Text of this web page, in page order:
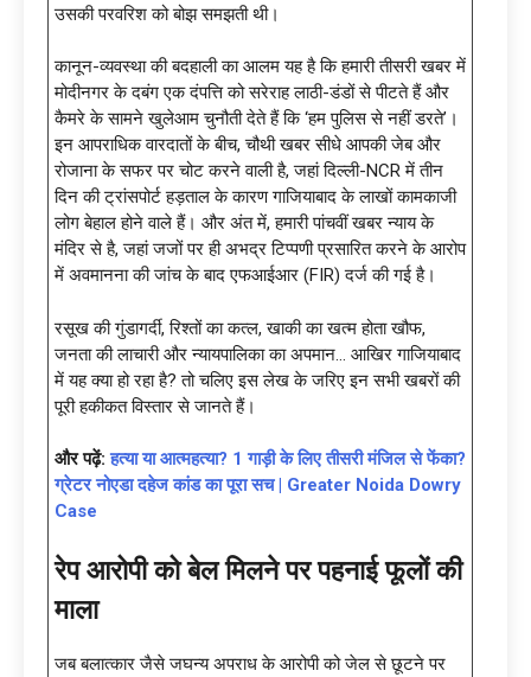
उसकी परवरिश को बोझ समझती थी।
कानून-व्यवस्था की बदहाली का आलम यह है कि हमारी तीसरी खबर में
मोदीनगर के दबंग एक दंपत्ति को सरेराह लाठी-डंडों से पीटते हैं और
कैमरे के सामने खुलेआम चुनौती देते हैं कि ‘हम पुलिस से नहीं डरते’।
इन आपराधिक वारदातों के बीच, चौथी खबर सीधे आपकी जेब और
रोजाना के सफर पर चोट करने वाली है, जहां दिल्ली-NCR में तीन
दिन की ट्रांसपोर्ट हड़ताल के कारण गाजियाबाद के लाखों कामकाजी
लोग बेहाल होने वाले हैं। और अंत में, हमारी पांचवीं खबर न्याय के
मंदिर से है, जहां जजों पर ही अभद्र टिप्पणी प्रसारित करने के आरोप
में अवमानना की जांच के बाद एफआईआर (FIR) दर्ज की गई है।
रसूख की गुंडागर्दी, रिश्तों का कत्ल, खाकी का खत्म होता खौफ,
जनता की लाचारी और न्यायपालिका का अपमान… आखिर गाजियाबाद
में यह क्या हो रहा है? तो चलिए इस लेख के जरिए इन सभी खबरों की
पूरी हकीकत विस्तार से जानते हैं।
और पढ़ें:हत्या या आत्महत्या? 1 गाड़ी के लिए तीसरी मंजिल से फेंका?
ग्रेटर नोएडा दहेज कांड का पूरा सच | Greater Noida Dowry
Case
रेप आरोपी को बेल मिलने पर पहनाई फूलों की
माला
जब बलात्कार जैसे जघन्य अपराध के आरोपी को जेल से छूटने पर